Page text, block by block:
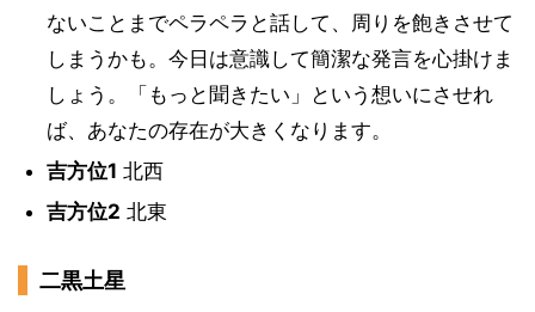
ないことまでペラペラと話して、周りを飽きさせて
しまうかも。今日は意識して簡潔な発言を心掛けま
しょう。「もっと聞きたい」という想いにさせれ
ば、あなたの存在が大きくなります。
吉方位1 北西
吉方位2 北東
二黒土星